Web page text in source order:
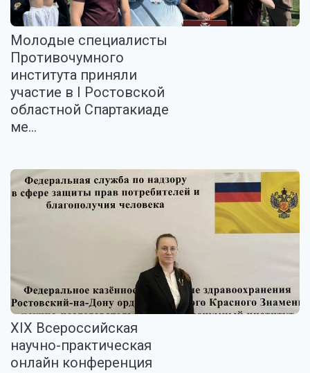
Молодые специалисты
Противочумного
института приняли
участие в I Ростовской
областной Спартакиаде
ме...
XIX Всероссийская
научно-практическая
онлайн конференция